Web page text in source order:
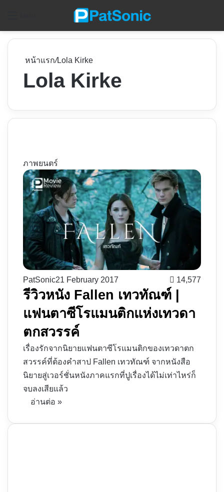
หน้าแรก/Lola Kirke
Lola Kirke
ภาพยนตร์
PatSonic21 February 2017 14,577
รีวิวหนัง Fallen เทวทัณฑ์ |
แฟนตาซีโรแมนติกแห่งเทวดา
ตกสวรรค์
เรื่องรักจากนิยายแฟนตาซีโรแมนติกของเทวดาตก
สวรรค์ที่ต้องคำสาป Fallen เทวทัณฑ์ จากหนังสือ
นิยายสู่เวอร์ชั่นหนังภาคแรกที่ปูเรื่องได้ไม่เท่าไหร่ก็
จบลงเสียแล้ว
อ่านต่อ »